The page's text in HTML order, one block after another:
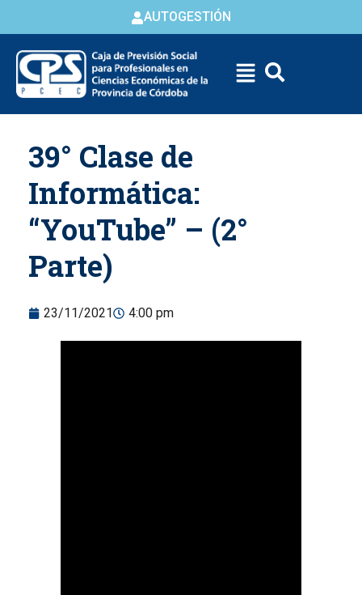
AUTOGESTIÓN
content
39° Clase de
Informática:
“YouTube” – (2°
Parte)
23/11/2021 4:00 pm